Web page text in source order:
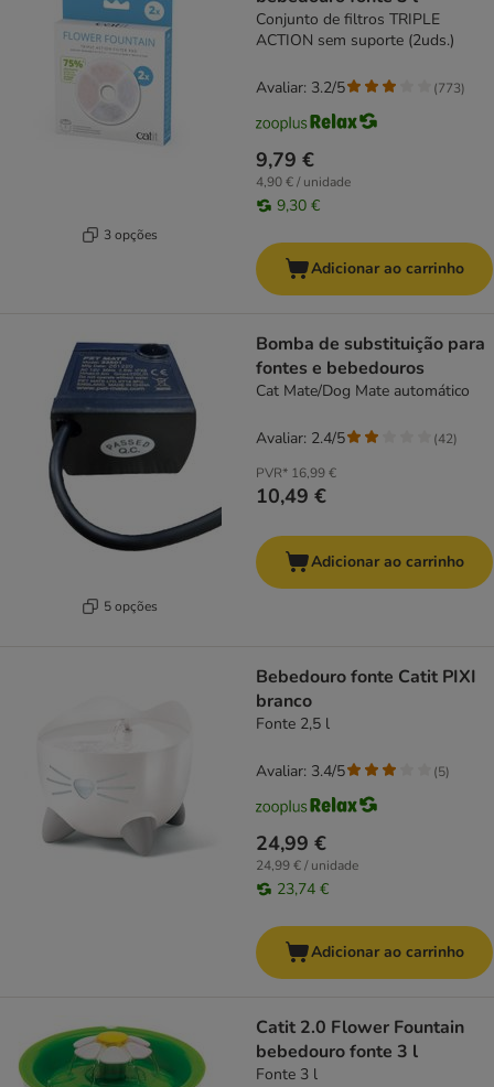
3 opções
Conjunto de filtros TRIPLE
ACTION sem suporte (2uds.)
9,79 €
4,90 € / unidade
9,30 €
Avaliar: 3.2/5 (773)
Adicionar ao carrinho
5 opções
Bomba de substituição para
fontes e bebedouros
Cat Mate/Dog Mate automático
PVR* 16,99 €
10,49 €
Avaliar: 2.4/5 (42)
Adicionar ao carrinho
Bebedouro fonte Catit PIXI
branco
Fonte 2,5 l
24,99 €
24,99 € / unidade
23,74 €
Avaliar: 3.4/5 (5)
Adicionar ao carrinho
Catit 2.0 Flower Fountain
bebedouro fonte 3 l
Fonte 3 l